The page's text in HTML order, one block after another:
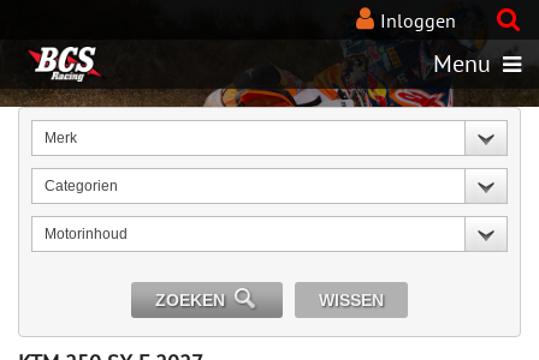
Inloggen
Menu
Merk
Categorien
Motorinhoud
ZOEKEN WISSEN